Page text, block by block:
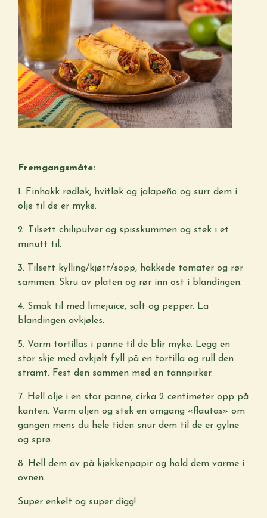
Fremgangsmåte:
1. Finhakk rødløk, hvitløk og jalapeño og surr dem i
olje til de er myke.
2. Tilsett chilipulver og spisskummen og stek i et
minutt til.
3. Tilsett kylling/kjøtt/sopp, hakkede tomater og rør
sammen. Skru av platen og rør inn ost i blandingen.
4. Smak til med limejuice, salt og pepper. La
blandingen avkjøles.
5. Varm tortillas i panne til de blir myke. Legg en
stor skje med avkjølt fyll på en tortilla og rull den
stramt. Fest den sammen med en tannpirker.
7. Hell olje i en stor panne, cirka 2 centimeter opp på
kanten. Varm oljen og stek en omgang «flautas» om
gangen mens du hele tiden snur dem til de er gylne
og sprø.
8. Hell dem av på kjøkkenpapir og hold dem varme i
ovnen.
Super enkelt og super digg!